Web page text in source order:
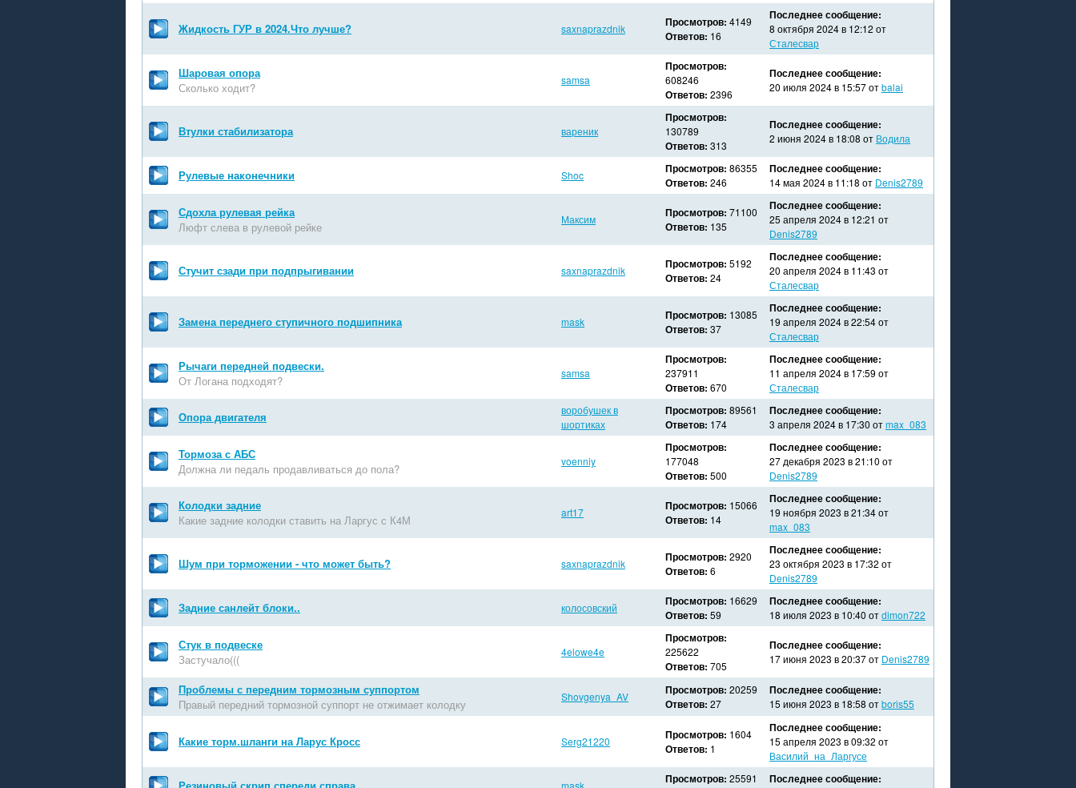
Жидкость ГУР в 2024.Что лучше? saxnaprazdnik Просмотров: 4149
Ответов: 16
Последнее сообщение:
8 октября 2024 в 12:12 от
Сталесвар
Шаровая опора
Сколько ходит?
samsa
Просмотров:
608246
Ответов: 2396
Последнее сообщение:
20 июля 2024 в 15:57 отbalai
Втулки стабилизатора вареник
Просмотров:
130789
Ответов: 313
Последнее сообщение:
2 июня 2024 в 18:08 от Водила
Рулевые наконечники Shoc Просмотров: 86355
Ответов: 246
Последнее сообщение:
14 мая 2024 в 11:18 от Denis2789
Сдохла рулевая рейка
Люфт слева в рулевой рейке
Максим Просмотров: 71100
Ответов: 135
Последнее сообщение:
25 апреля 2024 в 12:21 от
Denis2789
Стучит сзади при подпрыгивании saxnaprazdnik Просмотров: 5192
Ответов: 24
Последнее сообщение:
20 апреля 2024 в 11:43 от
Сталесвар
Замена переднего ступичного подшипника mask Просмотров: 13085
Ответов: 37
Последнее сообщение:
19 апреля 2024 в 22:54 от
Сталесвар
Рычаги передней подвески.
От Логана подходят?
samsa
Просмотров:
237911
Ответов: 670
Последнее сообщение:
11 апреля 2024 в 17:59 от
Сталесвар
Опора двигателя
воробушек в
шортиках
Просмотров: 89561
Ответов: 174
Последнее сообщение:
3 апреля 2024 в 17:30 отmax_083
Тормоза с АБС
Должна ли педаль продавливаться до пола?
voenniy
Просмотров:
177048
Ответов: 500
Последнее сообщение:
27 декабря 2023 в 21:10 от
Denis2789
Колодки задние
Какие задние колодки ставить на Ларгус с К4М
art17 Просмотров: 15066
Ответов: 14
Последнее сообщение:
19 ноября 2023 в 21:34 от
max_083
Шум при торможении - что может быть? saxnaprazdnik Просмотров: 2920
Ответов: 6
Последнее сообщение:
23 октября 2023 в 17:32 от
Denis2789
Задние санлейт блоки.. колосовский Просмотров: 16629
Ответов: 59
Последнее сообщение:
18 июля 2023 в 10:40 отdimon722
Стук в подвеске
Застучало(((
4elowe4e
Просмотров:
225622
Ответов: 705
Последнее сообщение:
17 июня 2023 в 20:37 от Denis2789
Проблемы с передним тормозным суппортом
Правый передний тормозной суппорт не отжимает колодку
Shovgenya_AV Просмотров: 20259
Ответов: 27
Последнее сообщение:
15 июня 2023 в 18:58 отboris55
Какие торм.шланги на Ларус Кросс Serg21220 Просмотров: 1604
Ответов: 1
Последнее сообщение:
15 апреля 2023 в 09:32 от
Василий_на_Ларгусе
mask Просмотров: 25591 Последнее сообщение: